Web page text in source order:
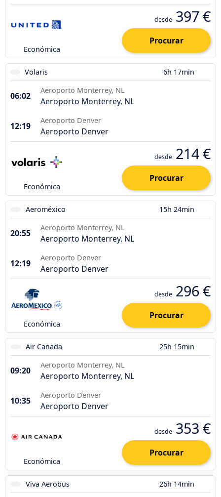
Económica
desde 397 €
Procurar
Volaris 6h 17min
06:02
Aeroporto Monterrey, NL
Aeroporto Monterrey, NL
12:19
Aeroporto Denver
Aeroporto Denver
Económica
desde 214 €
Procurar
Aeroméxico 15h 24min
20:55
Aeroporto Monterrey, NL
Aeroporto Monterrey, NL
12:19
Aeroporto Denver
Aeroporto Denver
Económica
desde 296 €
Procurar
Air Canada 25h 15min
09:20
Aeroporto Monterrey, NL
Aeroporto Monterrey, NL
10:35
Aeroporto Denver
Aeroporto Denver
Económica
desde 353 €
Procurar
Viva Aerobus 26h 14min